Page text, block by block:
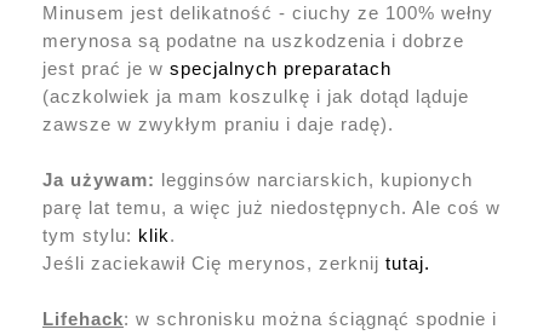
Minusem jest delikatność - ciuchy ze 100% wełny
merynosa są podatne na uszkodzenia i dobrze
jest prać je w specjalnych preparatach
(aczkolwiek ja mam koszulkę i jak dotąd ląduje
zawsze w zwykłym praniu i daje radę).
Ja używam: legginsów narciarskich, kupionych
parę lat temu, a więc już niedostępnych. Ale coś w
tym stylu: klik.
Jeśli zaciekawił Cię merynos, zerknij tutaj.
Lifehack: w schronisku można ściągnąć spodnie i